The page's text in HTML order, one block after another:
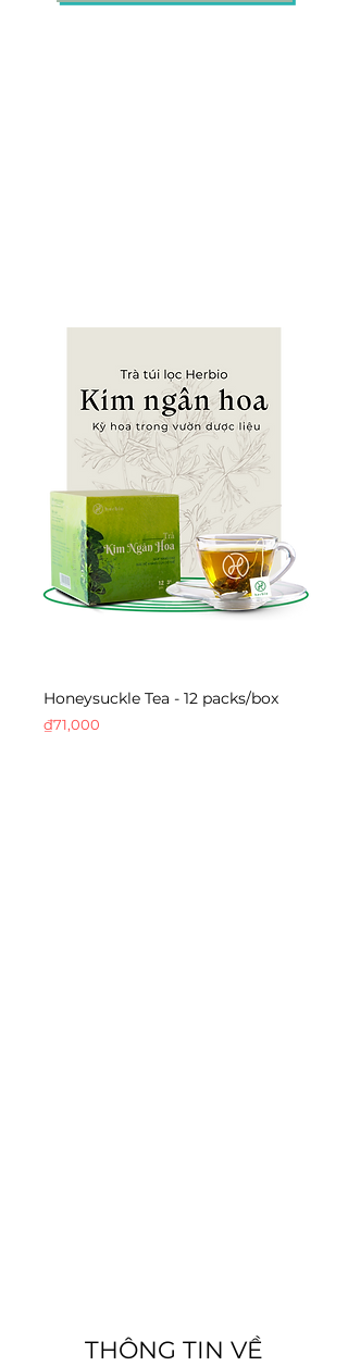
Honeysuckle Tea - 12 packs/box
Price
₫71,000
THÔNG TIN VỀ